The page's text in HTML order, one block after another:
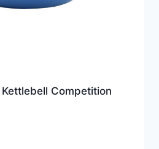
Kettlebell Competition